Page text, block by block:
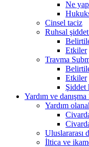
Ne
Cinsel taciz
Ruhsal şiddet
Etkiler
Travma
Etkiler
Şiddet
Yardım ve danışma
Yardım
Uluslararası
İltica ve